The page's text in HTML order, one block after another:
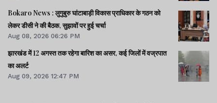
Bokaro News : लुगुबुरु घांटाबाड़ी विकास प्राधिकार के गठन को
लेकर डीसी ने की बैठक, सुझावों पर हुई चर्चा
Aug 08, 2026 06:26 PM
झारखंड में 12 अगस्त तक रहेगा बारिश का असर, कई जिलों में वज्रपात
का अलर्ट
Aug 09, 2026 12:47 PM